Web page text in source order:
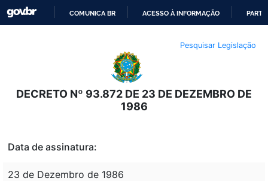
O
CONTEÚDO
COMUNICA BR ACESSO À INFORMAÇÃO
Pesquisar Legislação
DECRETO Nº 93.872 DE 23 DE DEZEMBRO DE
1986
Data de assinatura:
23 de Dezembro de 1986